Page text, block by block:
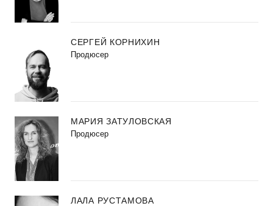
СЕРГЕЙ КОРНИХИН
Продюсер
МАРИЯ ЗАТУЛОВСКАЯ
Продюсер
ЛАЛА РУСТАМОВА